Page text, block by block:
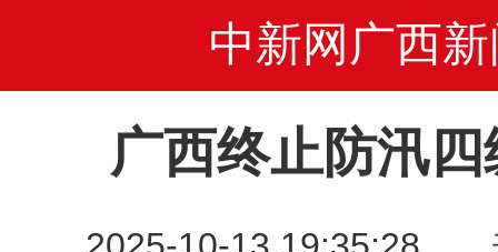
中新网广西新
广西终止防汛